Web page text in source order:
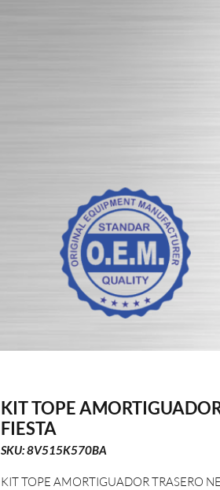
KIT TOPE
FIESTA
SKU: 8V515K570BA
KIT TOPE AMORTIGUADOR TRASERO